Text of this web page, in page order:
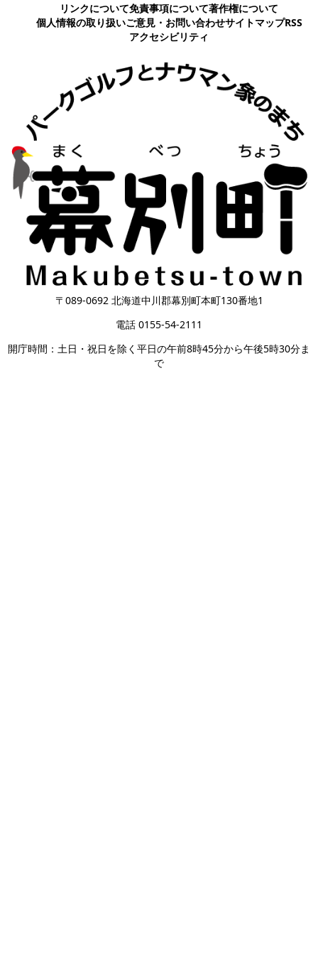
リンクについて免責事項について著作権について
個人情報の取り扱いご意見・お問い合わせサイトマップRSS
アクセシビリティ
〒089-0692 北海道中川郡幕別町本町130番地1
電話 0155-54-2111
開庁時間：土日・祝日を除く平日の午前8時45分から午後5時30分ま
で